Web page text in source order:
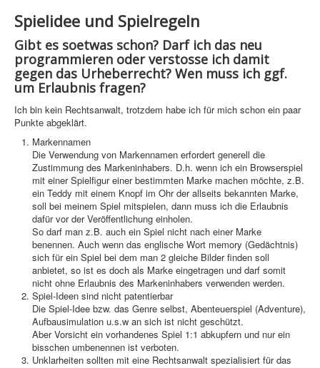
JavaScript
Sicherheit
Browsergames mit PovRay +
Home
PovRay
PHP
Webdesign
CMS
Grafik
JavaScript
Sicherheit
Home
PovRay
Spielidee und Spielregeln
Gibt es soetwas schon? Darf ich das neu
programmieren oder verstosse ich damit
gegen das Urheberrecht? Wen muss ich ggf.
um Erlaubnis fragen?
Ich bin kein Rechtsanwalt, trotzdem habe ich für mich schon ein paar
Punkte abgeklärt.
Markennamen
Die Verwendung von Markennamen erfordert generell die
Zustimmung des Markeninhabers. D.h. wenn ich ein Browserspiel
mit einer Spielfigur einer bestimmten Marke machen möchte, z.B.
ein Teddy mit einem Knopf im Ohr der allseits bekannten Marke,
soll bei meinem Spiel mitspielen, dann muss ich die Erlaubnis
dafür vor der Veröffentlichung einholen.
So darf man z.B. auch ein Spiel nicht nach einer Marke
benennen. Auch wenn das englische Wort memory (Gedächtnis)
sich für ein Spiel bei dem man 2 gleiche Bilder finden soll
anbietet, so ist es doch als Marke eingetragen und darf somit
nicht ohne Erlaubnis des Markeninhabers verwenden werden.
Spiel-Ideen sind nicht patentierbar
Die Spiel-Idee bzw. das Genre selbst, Abenteuerspiel (Adventure),
Aufbausimulation u.s.w an sich ist nicht geschützt.
Aber Vorsicht ein vorhandenes Spiel 1:1 abkupfern und nur ein
bisschen umbenennen ist verboten.
Unklarheiten sollten mit eine Rechtsanwalt spezialisiert für das